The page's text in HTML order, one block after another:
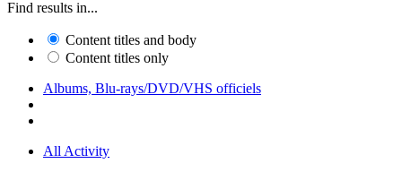
Find results in...
Content titles and body
Content titles only
Albums, Blu-rays/DVD/VHS officiels
All Activity